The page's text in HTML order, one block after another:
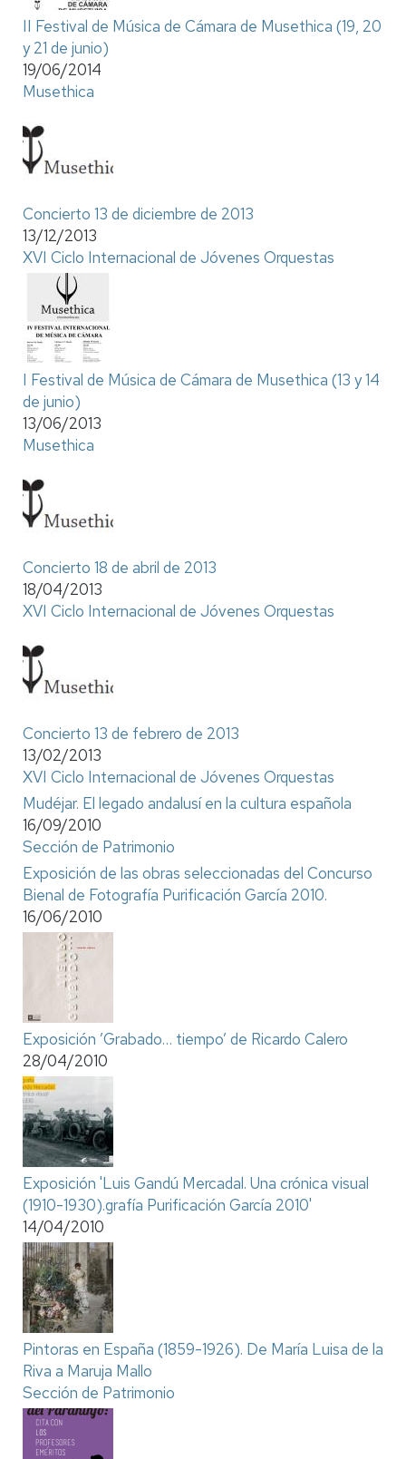
II Festival de Música de Cámara de Musethica (19, 20
y 21 de junio)
19/06/2014
Musethica
Concierto 13 de diciembre de 2013
13/12/2013
XVI Ciclo Internacional de Jóvenes Orquestas
I Festival de Música de Cámara de Musethica (13 y 14
de junio)
13/06/2013
Musethica
Concierto 18 de abril de 2013
18/04/2013
XVI Ciclo Internacional de Jóvenes Orquestas
Concierto 13 de febrero de 2013
13/02/2013
XVI Ciclo Internacional de Jóvenes Orquestas
Mudéjar. El legado andalusí en la cultura española
16/09/2010
Sección de Patrimonio
Exposición de las obras seleccionadas del Concurso
Bienal de Fotografía Purificación García 2010.
16/06/2010
Exposición ’Grabado… tiempo’ de Ricardo Calero
28/04/2010
Exposición 'Luis Gandú Mercadal. Una crónica visual
(1910-1930).grafía Purificación García 2010'
14/04/2010
Pintoras en España (1859-1926). De María Luisa de la
Riva a Maruja Mallo
Sección de Patrimonio